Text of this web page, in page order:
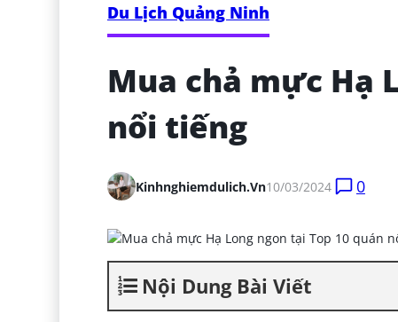
Du Lịch Quảng Ninh
Mua chả mực Hạ
nổi tiếng
Kinhnghiemdulich.vn10/03/2024 0
Nội Dung Bài Viết